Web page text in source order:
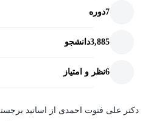
7دوره
3,885دانشجو
6نظر و امتیاز
دکتر علی فتوت احمدی از اساتید